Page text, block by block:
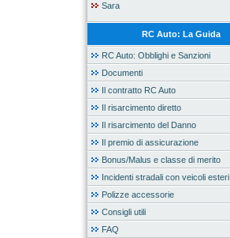
Sara
RC Auto: La Guida
RC Auto: Obblighi e Sanzioni
Documenti
Il contratto RC Auto
Il risarcimento diretto
Il risarcimento del Danno
Il premio di assicurazione
Bonus/Malus e classe di merito
Incidenti stradali con veicoli esteri
Polizze accessorie
Consigli utili
FAQ